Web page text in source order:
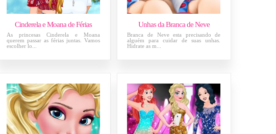
Cinderela e Moana de Férias
As princesas Cinderela e Moana
querem passar as férias juntas. Vamos
escolher lo...
Unhas da Branca de Neve
Branca de Neve esta precisando de
alguém para cuidar de suas unhas.
Hidrate as m...